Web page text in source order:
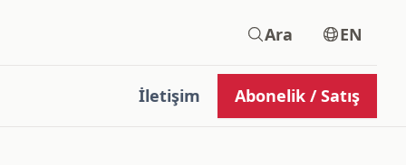
İletişim Abonelik / Satış
Ara EN